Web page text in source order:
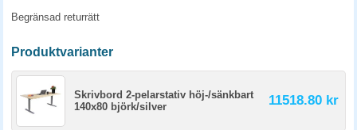
Begränsad returrätt
Produktvarianter
Skrivbord 2-pelarstativ höj-/sänkbart
140x80 björk/silver
11518.80 kr